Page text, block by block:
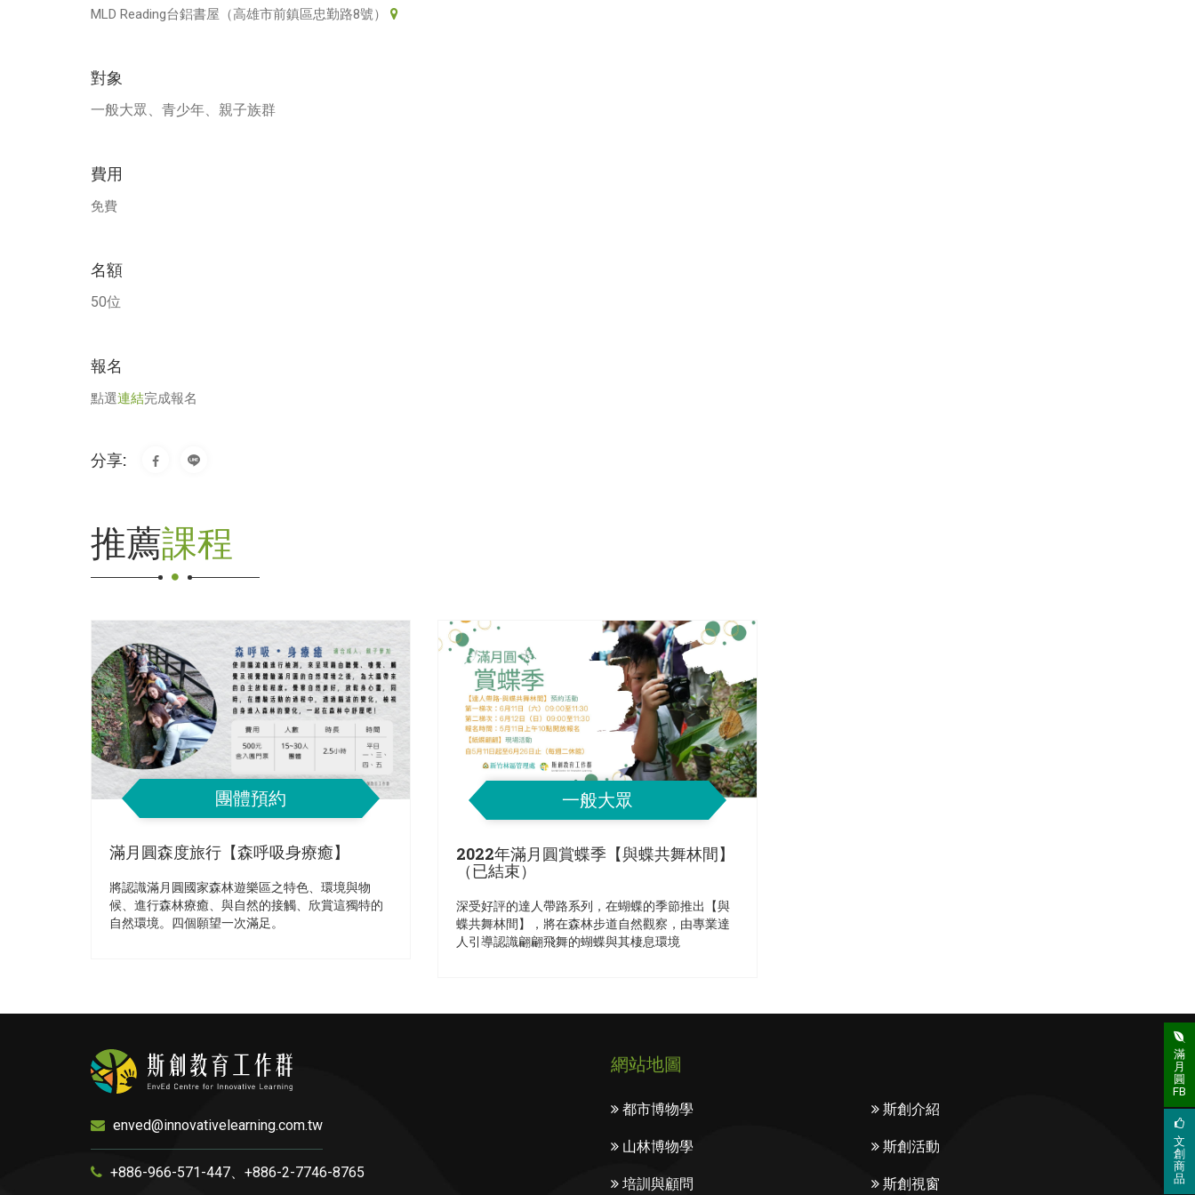
MLD Reading台鋁書屋（高雄市前鎮區忠勤路8號）
對象
一般大眾、青少年、親子族群
費用
免費
名額
50位
報名
點選連結完成報名
分享:
推薦課程
團體預約
滿月圓森度旅行【森呼吸身療癒】
將認識滿月圓國家森林遊樂區之特色、環境與物
候、進行森林療癒、與自然的接觸、欣賞這獨特的
自然環境。四個願望一次滿足。
一般大眾
2022年滿月圓賞蝶季【與蝶共舞林間】
（已結束）
深受好評的達人帶路系列，在蝴蝶的季節推出【與
蝶共舞林間】，將在森林步道自然觀察，由專業達
人引導認識翩翩飛舞的蝴蝶與其棲息環境
滿
月
圓
FB
文
創
商
品
enved@innovativelearning.com.tw
+886-966-571-447、+886-2-7746-8765
網站地圖
都市博物學
山林博物學
培訓與顧問
斯創介紹
斯創活動
斯創視窗